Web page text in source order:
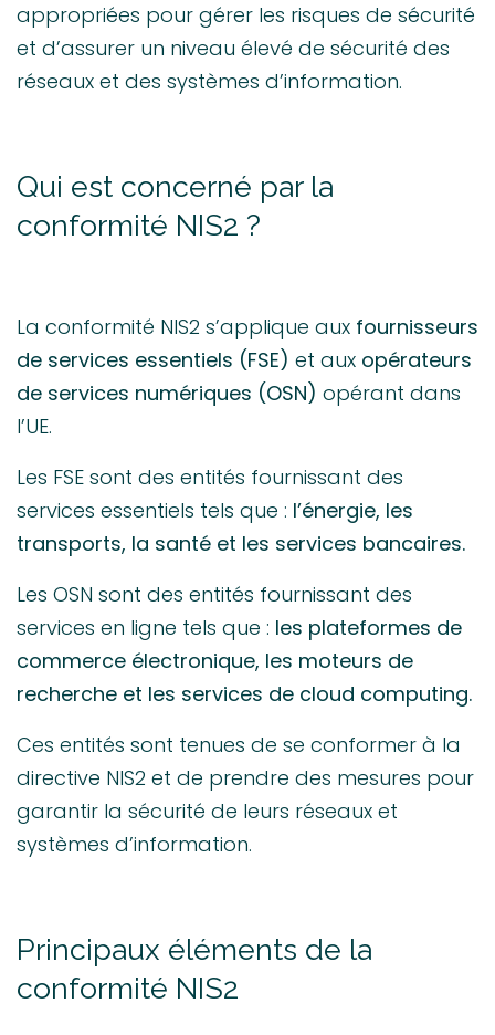
appropriées pour gérer les risques de sécurité
et d’assurer un niveau élevé de sécurité des
réseaux et des systèmes d’information.
Qui est concerné par la
conformité NIS2 ?
La conformité NIS2 s’applique aux fournisseurs
de services essentiels (FSE) et aux opérateurs
de services numériques (OSN) opérant dans
l’UE.
Les FSE sont des entités fournissant des
services essentiels tels que : l’énergie, les
transports, la santé et les services bancaires.
Les OSN sont des entités fournissant des
services en ligne tels que : les plateformes de
commerce électronique, les moteurs de
recherche et les services de cloud computing.
Ces entités sont tenues de se conformer à la
directive NIS2 et de prendre des mesures pour
garantir la sécurité de leurs réseaux et
systèmes d’information.
Principaux éléments de la
conformité NIS2